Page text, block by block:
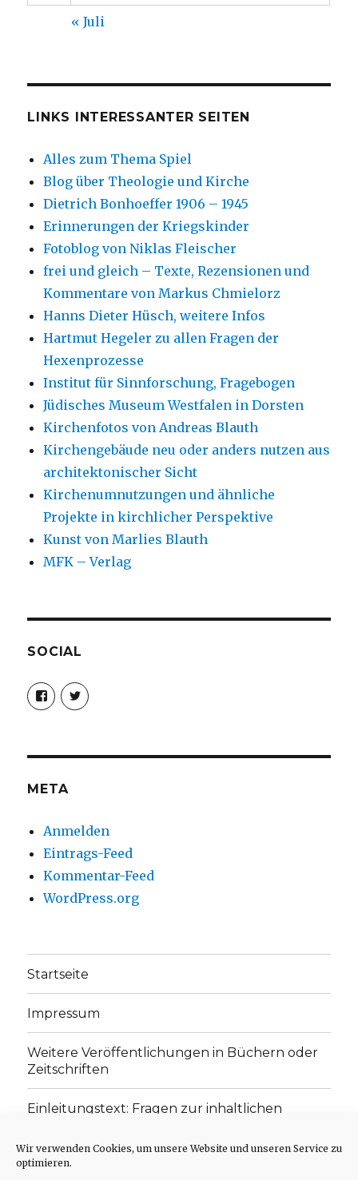
Wir verwenden Cookies, um unsere Website und unseren Service zu
optimieren.
« Juli
LINKS INTERESSANTER SEITEN
Alles zum Thema Spiel
Blog über Theologie und Kirche
Dietrich Bonhoeffer 1906 – 1945
Erinnerungen der Kriegskinder
Fotoblog von Niklas Fleischer
frei und gleich – Texte, Rezensionen und
Kommentare von Markus Chmielorz
Hanns Dieter Hüsch, weitere Infos
Hartmut Hegeler zu allen Fragen der
Hexenprozesse
Institut für Sinnforschung, Fragebogen
Jüdisches Museum Westfalen in Dorsten
Kirchenfotos von Andreas Blauth
Kirchengebäude neu oder anders nutzen aus
architektonischer Sicht
Kirchenumnutzungen und ähnliche
Projekte in kirchlicher Perspektive
Kunst von Marlies Blauth
MFK – Verlag
SOCIAL
Profil
von
christoph.fleischer1
anzeigen
Profil
von
anzeigen
META
Anmelden
Eintrags-Feed
Kommentar-Feed
WordPress.org
Startseite
Impressum
Weitere Veröffentlichungen in Büchern oder
Zeitschriften
Einleitungstext: Fragen zur inhaltlichen
„schwachen Glaubens“